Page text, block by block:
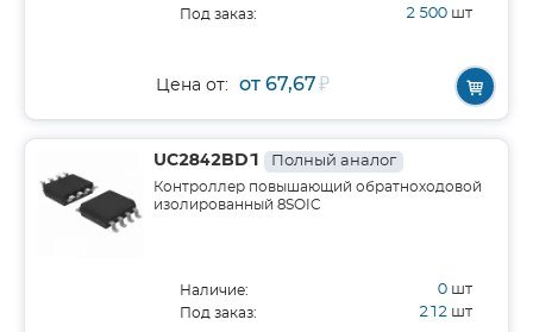
Под заказ: 2 500 шт
Цена от: от 67,67₽
UC2842BD1 Полный аналог
Контроллер повышающий обратноходовой
изолированный 8SOIC
Наличие: 0 шт
Под заказ: 212 шт